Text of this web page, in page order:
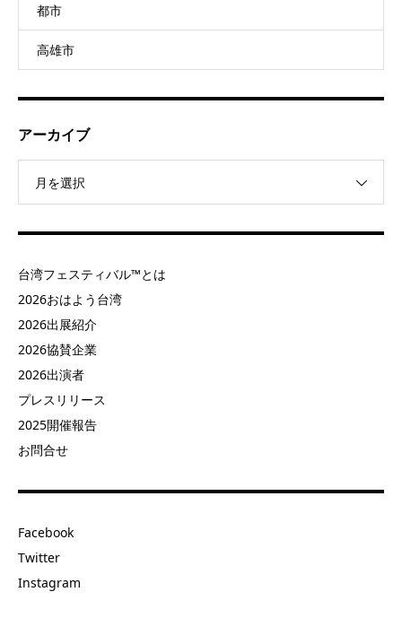
都市
高雄市
アーカイブ
月を選択
台湾フェスティバル™とは
2026おはよう台湾
2026出展紹介
2026協賛企業
2026出演者
プレスリリース
2025開催報告
お問合せ
Facebook
Twitter
Instagram